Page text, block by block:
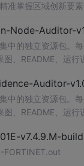
准掌握区域创新要
Node-Auditor-
中的独立资源包。
、README、运
产日志或其他受限
Auditor-
中的独立资源包。
、README、运
产日志或其他受限
v7.4.9.M-
FORTINET.out